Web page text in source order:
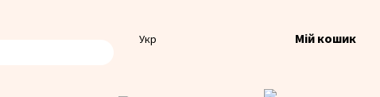
Укр Мій кошик